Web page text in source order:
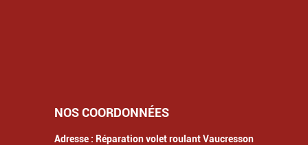
NOS COORDONNÉES
Adresse : Réparation volet roulant Vaucresson